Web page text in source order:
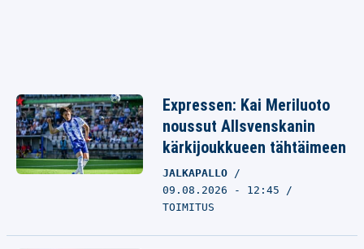
Expressen: Kai Meriluoto
noussut Allsvenskanin
kärkijoukkueen tähtäimeen
JALKAPALLO
09.08.2026 - 12:45
TOIMITUS